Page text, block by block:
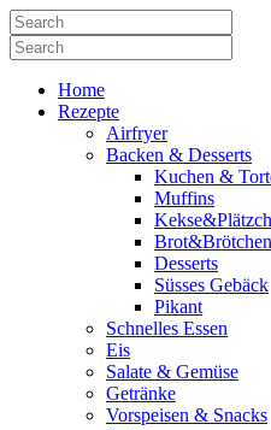
Home
Rezepte
Airfryer
Backen & Desserts
Kuchen &
Muffins
Brot&Brötchen
Desserts
Süsses Gebäck
Pikant
Schnelles Essen
Eis
Salate & Gemüse
Getränke
Vorspeisen & Snacks